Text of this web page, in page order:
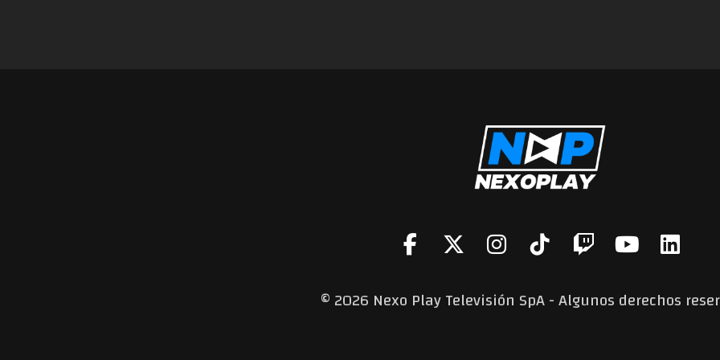
©2026 Nexo Play Televisión SpA - Algunos derechos